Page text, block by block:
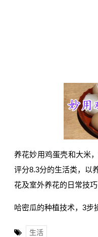
养花妙用鸡蛋壳和大米
评分8.3分的生活类，以
花及室外养花的日常技
哈密瓜的种植技术，3步
生活